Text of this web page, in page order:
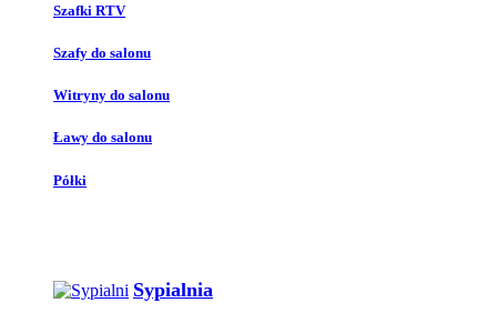
Szafki RTV
Szafy do salonu
Witryny do salonu
Ławy do salonu
Półki
Sypialnia